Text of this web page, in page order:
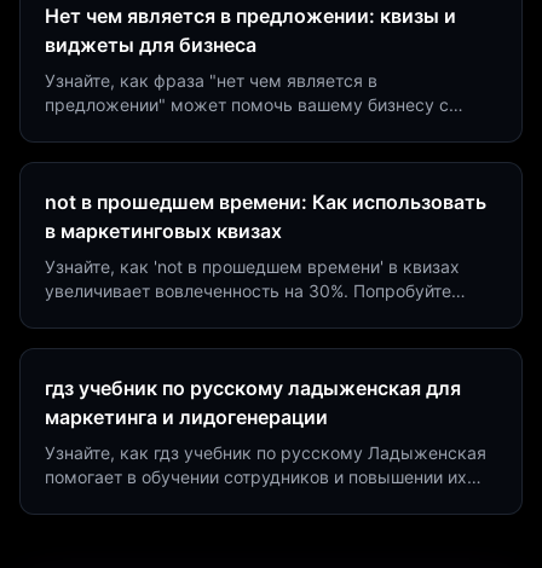
Нет чем является в предложении: квизы и
виджеты для бизнеса
Узнайте, как фраза "нет чем является в
предложении" может помочь вашему бизнесу с
not в прошедшем времени: Как использовать
в маркетинговых квизах
Узнайте, как 'not в прошедшем времени' в квизах
увеличивает вовлеченность на 30%. Попробуйте
гдз учебник по русскому ладыженская для
маркетинга и лидогенерации
Узнайте, как гдз учебник по русскому Ладыженская
помогает в обучении сотрудников и повышении их